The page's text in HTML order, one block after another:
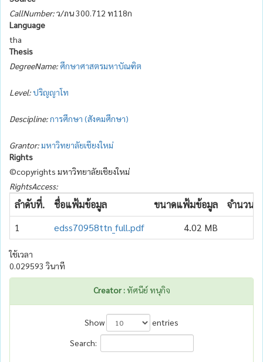
CallNumber:ว/ภน 300.712 ท118ก
Language
tha
Thesis
DegreeName: ศึกษาศาสตรมหาบัณฑิต
Level:ปริญญาโท
Descipline:การศึกษา (สังคมศึกษา)
Grantor:มหาวิทยาลัยเชียงใหม่
Rights
©copyrights มหาวิทยาลัยเชียงใหม่
RightsAccess:
ลำดับที่. ชื่อแฟ้มข้อมูล ขนาดแฟ้มข้อมูล
จำนวนเ
1
edss70958ttn_full.pdf 4.02 MB
ใช้เวลา
0.029593 วินาที
Creator :ทัศนีย์ ทนุกิจ
Show
entries
Search: